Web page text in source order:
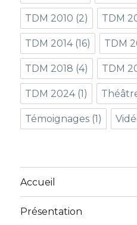
TDM 2010 (2) TDM
TDM 2014(16) TDM
TDM 2018 (4) TDM
TDM 2024(1)
Témoignages (1)
Accueil
Présentation